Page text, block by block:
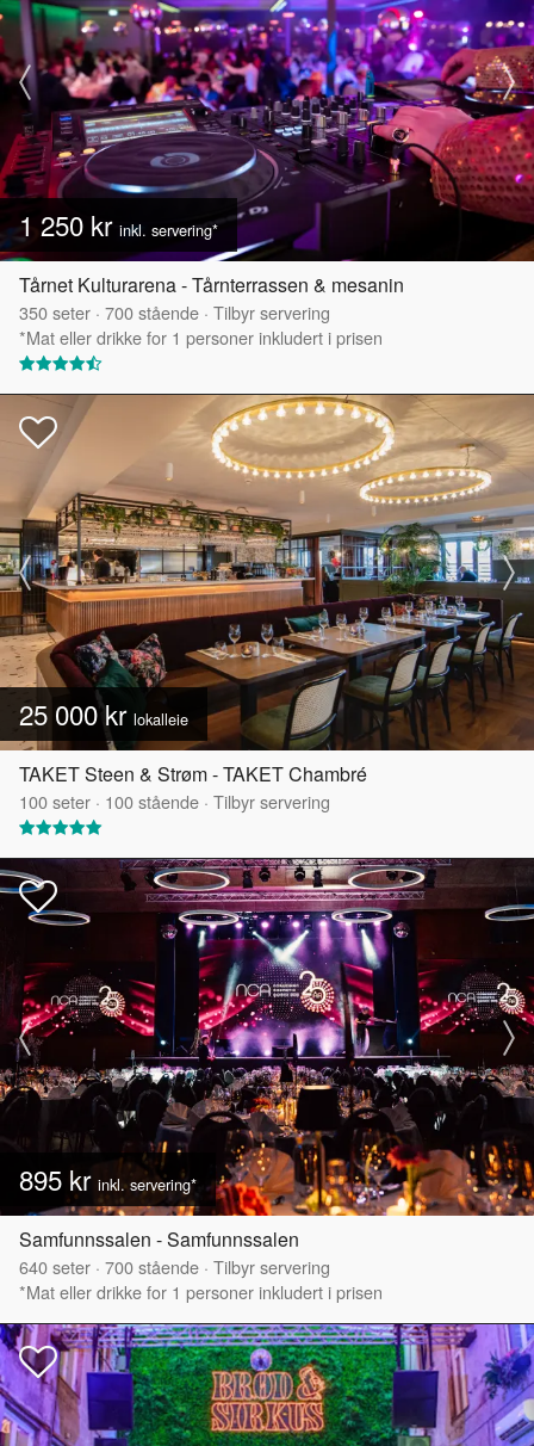
1 250 kr inkl. servering*
Tårnet Kulturarena - Tårnterrassen & mesanin
350seter · 700stående · Tilbyr servering
*Mat eller drikke for 1 personer inkludert i prisen
25 000 kr lokalleie
TAKET Steen & Strøm - TAKET Chambré
100seter · 100stående · Tilbyr servering
895 kr inkl. servering*
Samfunnssalen - Samfunnssalen
640seter · 700stående · Tilbyr servering
*Mat eller drikke for 1 personer inkludert i prisen